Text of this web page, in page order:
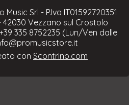
Music Srl - P.Iva IT01592720351
Vezzano sul Crostolo
335 8752235 (Lun/Ven dalle
con Scontrino.com